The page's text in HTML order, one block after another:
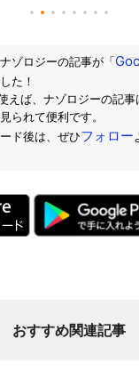
ゾロジーの記事が「
た！
えば、ナゾロジーの記
られて便利です。
ド後は、ぜひフォロー
おすすめ関連記事